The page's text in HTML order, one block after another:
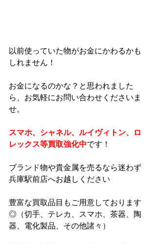
以前使っていた物がお金にかわるかも
しれません！
お金になるのかな？と思われました
ら、お気軽にお問い合わせくださいま
せ。
スマホ、シャネル、ルイヴィトン、ロ
レックス等買取強化中です！
ブランド物や貴金属を売るなら迷わず
兵庫駅前店へお越しください
豊富な買取品目もご用意しております
◎（切手、テレカ、スマホ、茶器、陶
器、電化製品、その他諸々）